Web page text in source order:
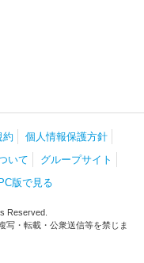
約
個人情報保護方針
いて
グループサイト
PC版で見る
Reserved.
写・転載・公衆送信等を禁じま